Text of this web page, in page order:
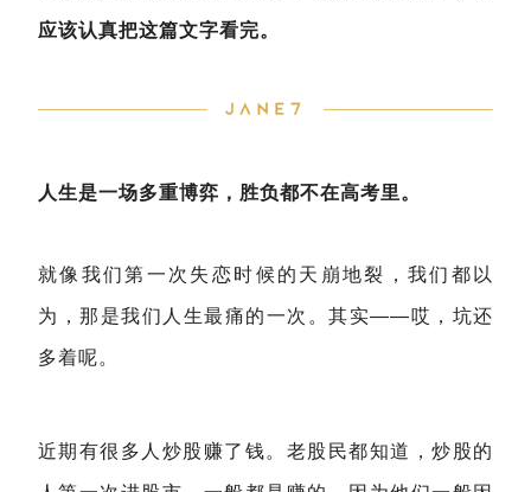
应该认真把这篇文字看完。
人生是一场多重博弈，胜负都不在高考里。
就像我们第一次失恋时候的天崩地裂，我们都以
为，那是我们人生最痛的一次。其实——哎，坑还
多着呢。
近期有很多人炒股赚了钱。老股民都知道，炒股的